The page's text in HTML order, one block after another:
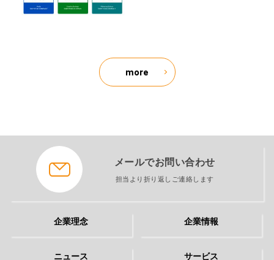
more
メールでお問い合わせ
担当より折り返しご連絡します
企業理念 企業情報
ニュース サービス